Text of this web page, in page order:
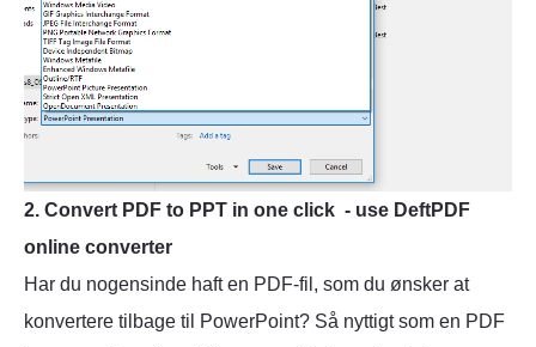
2. Convert PDF to PPT in one click - use DeftPDF
online converter
Har du nogensinde haft en PDF-fil, som du ønsker at
konvertere tilbage til PowerPoint? Så nyttigt som en PDF